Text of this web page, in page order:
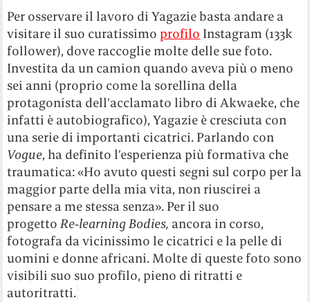
Per osservare il lavoro di Yagazie basta andare a
visitare il suo curatissimoprofilo Instagram (133k
follower), dove raccoglie molte delle sue foto.
Investita da un camion quando aveva più o meno
sei anni (proprio come la sorellina della
protagonista dell’acclamato libro di Akwaeke, che
infatti è autobiografico), Yagazie è cresciuta con
una serie di importanti cicatrici. Parlando con
Vogue, ha definito l’esperienza più formativa che
traumatica: «Ho avuto questi segni sul corpo per la
maggior parte della mia vita, non riuscirei a
pensare a me stessa senza». Per il suo
progettoRe‑learning Bodies, ancora in corso,
fotografa da vicinissimo le cicatrici e la pelle di
uomini e donne africani. Molte di queste foto sono
visibili suo suo profilo, pieno di ritratti e
autoritratti.